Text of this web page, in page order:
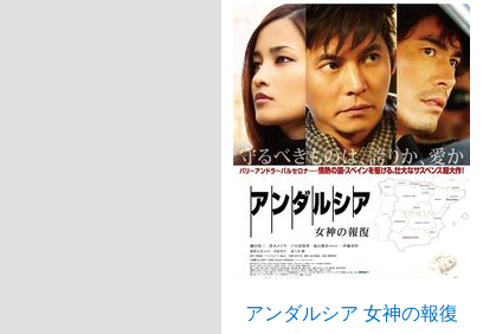
アンダルシア 女神の報復